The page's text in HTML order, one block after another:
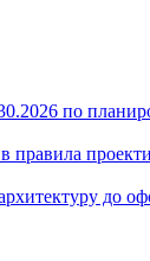
по
до